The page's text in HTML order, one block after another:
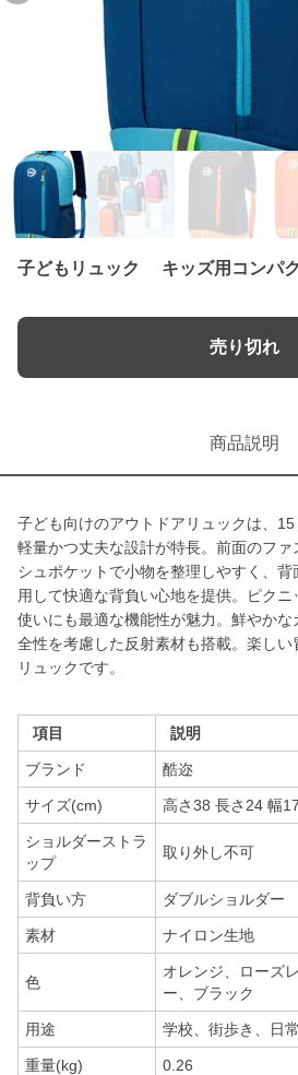
子どもリュック キッズ用コンパ
売り切れ
商品説明
子ども向けのアウトドアリュックは、15
軽量かつ丈夫な設計が特長。前面のファ
シュポケットで小物を整理しやすく、
用して快適な背負い心地を提供。ピク
使いにも最適な機能性が魅力。鮮やか
全性を考慮した反射素材も搭載。楽し
リュックです。
項目 説明
ブランド 酷迩
サイズ(cm) 高さ38 長さ24 幅17
ショルダーストラ
ップ
取り外し不可
背負い方 ダブルショルダー
素材 ナイロン生地
色
オレンジ、ローズ
ー、ブラック
用途 学校、街歩き、日
重量(kg) 0.26